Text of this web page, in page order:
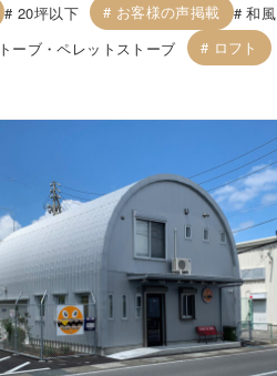
20坪以下 お客様の声掲載 和風
ーブ・ペレットストーブ
ロフト